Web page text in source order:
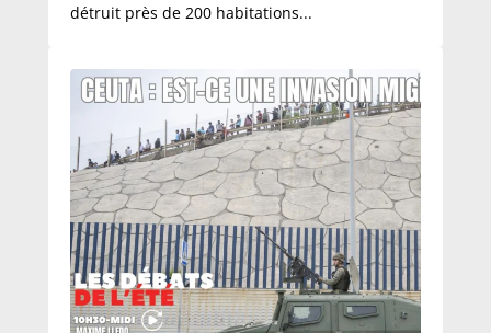
détruit près de 200 habitations...